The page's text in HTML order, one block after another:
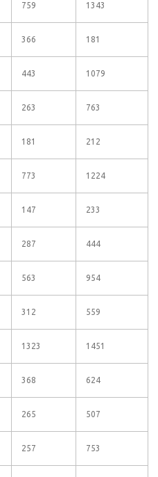
759 1343
366 181
443 1079
263 763
181 212
773 1224
147 233
287 444
563 954
312 559
1323 1451
368 624
265 507
257 753